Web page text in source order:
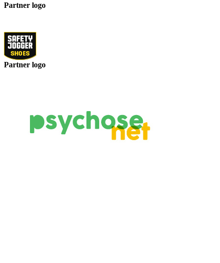
Partner logo
Partner logo